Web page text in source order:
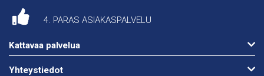
4. PARAS ASIAKASPALVELU
Kattavaa palvelua
Yhteystiedot